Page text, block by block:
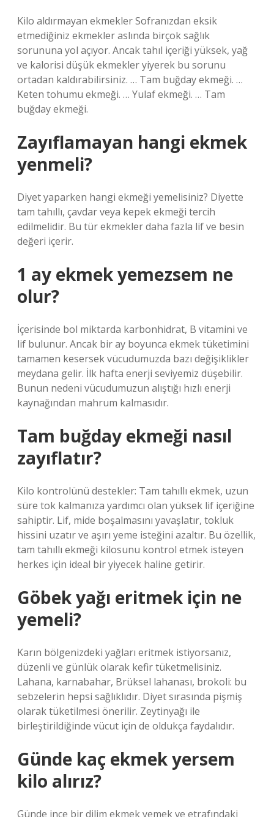
Kilo aldırmayan ekmekler Sofranızdan eksik
etmediğiniz ekmekler aslında birçok sağlık
sorununa yol açıyor. Ancak tahıl içeriği yüksek, yağ
ve kalorisi düşük ekmekler yiyerek bu sorunu
ortadan kaldırabilirsiniz. … Tam buğday ekmeği. …
Keten tohumu ekmeği. … Yulaf ekmeği. … Tam
buğday ekmeği.
Zayıflamayan hangi ekmek
yenmeli?
Diyet yaparken hangi ekmeği yemelisiniz? Diyette
tam tahıllı, çavdar veya kepek ekmeği tercih
edilmelidir. Bu tür ekmekler daha fazla lif ve besin
değeri içerir.
1 ay ekmek yemezsem ne
olur?
İçerisinde bol miktarda karbonhidrat, B vitamini ve
lif bulunur. Ancak bir ay boyunca ekmek tüketimini
tamamen kesersek vücudumuzda bazı değişiklikler
meydana gelir. İlk hafta enerji seviyemiz düşebilir.
Bunun nedeni vücudumuzun alıştığı hızlı enerji
kaynağından mahrum kalmasıdır.
Tam buğday ekmeği nasıl
zayıflatır?
Kilo kontrolünü destekler: Tam tahıllı ekmek, uzun
süre tok kalmanıza yardımcı olan yüksek lif içeriğine
sahiptir. Lif, mide boşalmasını yavaşlatır, tokluk
hissini uzatır ve aşırı yeme isteğini azaltır. Bu özellik,
tam tahıllı ekmeği kilosunu kontrol etmek isteyen
herkes için ideal bir yiyecek haline getirir.
Göbek yağı eritmek için ne
yemeli?
Karın bölgenizdeki yağları eritmek istiyorsanız,
düzenli ve günlük olarak kefir tüketmelisiniz.
Lahana, karnabahar, Brüksel lahanası, brokoli: bu
sebzelerin hepsi sağlıklıdır. Diyet sırasında pişmiş
olarak tüketilmesi önerilir. Zeytinyağı ile
birleştirildiğinde vücut için de oldukça faydalıdır.
Günde kaç ekmek yersem
kilo alırız?
Günde ince bir dilim ekmek yemek ve etrafındaki